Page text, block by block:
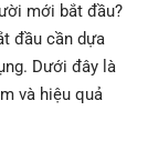
mới bắt đầu?
đầu cần dựa
Dưới đây là
và hiệu quả